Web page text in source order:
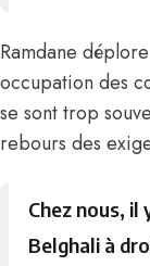
Ramdane
occupation des
se sont trop
rebours des
Chez nous, il
Belghali à